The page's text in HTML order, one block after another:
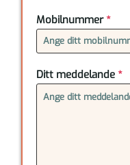
Mobilnummer*
Ditt meddelande*